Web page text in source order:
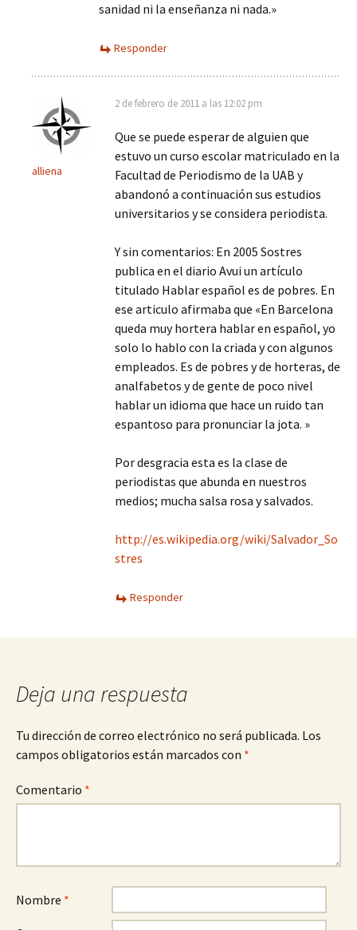
sanidad ni la enseñanza ni nada.»
Responder
alliena
2 de febrero de 2011 a las 12:02 pm
Que se puede esperar de alguien que
estuvo un curso escolar matriculado en la
Facultad de Periodismo de la UAB y
abandonó a continuación sus estudios
universitarios y se considera periodista.
Y sin comentarios: En 2005 Sostres
publica en el diario Avui un artículo
titulado Hablar español es de pobres. En
ese articulo afirmaba que «En Barcelona
queda muy hortera hablar en español, yo
solo lo hablo con la criada y con algunos
empleados. Es de pobres y de horteras, de
analfabetos y de gente de poco nivel
hablar un idioma que hace un ruido tan
espantoso para pronunciar la jota. »
Por desgracia esta es la clase de
periodistas que abunda en nuestros
medios; mucha salsa rosa y salvados.
http://es.wikipedia.org/wiki/Salvador_So
stres
Responder
Deja una respuesta
Tu dirección de correo electrónico no será publicada. Los
campos obligatorios están marcados con *
Comentario *
Nombre *